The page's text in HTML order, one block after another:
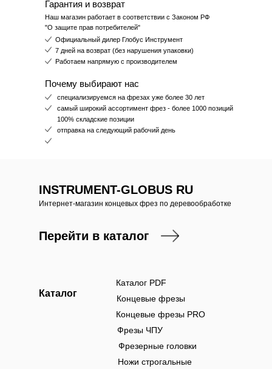
Гарантия и возврат
Наш магазин работает в соответствии с Законом РФ
"О защите прав потребителей"
Почему выбирают нас
специализируемся на фрезах уже более 30 лет
самый широкий ассортимент фрез - более 1000 позиций
100% складские позиции
отправка на следующий рабочий день
Официальный дилер Глобус Инструмент
7 дней на возврат (без нарушения упаковки)
Работаем напрямую с производителем
Каталог Концевые фрезы
Каталог PDF
Концевые фрезы PRO
Фрезы ЧПУ
Фрезерные головки
Ножи строгальные
INSTRUMENT-GLOBUS RU
Интернет-магазин концевых фрез по деревообработке
Перейти в каталог